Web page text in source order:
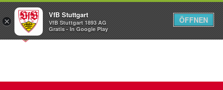
Menü
×
VfB Stuttgart
VfB Stuttgart 1893 AG
Gratis - In Google Play
ÖFFNEN